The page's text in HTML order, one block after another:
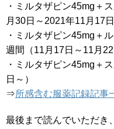
・ミルタザピン45mg＋
月30日～2021年11月17日
・ミルタザピン45mg＋
週間（11月17日～11月22
・ミルタザピン45mg＋
日～）
⇒所感含む服薬記録記事
最後まで読んでいただき